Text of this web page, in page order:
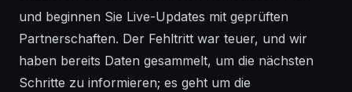
und beginnen Sie Live-Updates mit geprüften
Partnerschaften. Der Fehltritt war teuer, und wir
haben bereits Daten gesammelt, um die nächsten
Schritte zu informieren; es geht um die